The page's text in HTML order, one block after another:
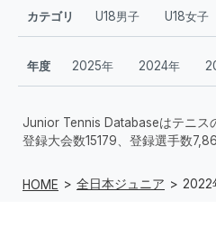
カテゴリ U18男子 U18女子
年度 2025年 2024年
Junior Tennis Databaseはテニス
登録大会数15179、登録選手数
HOME 全日本ジュニア 2022